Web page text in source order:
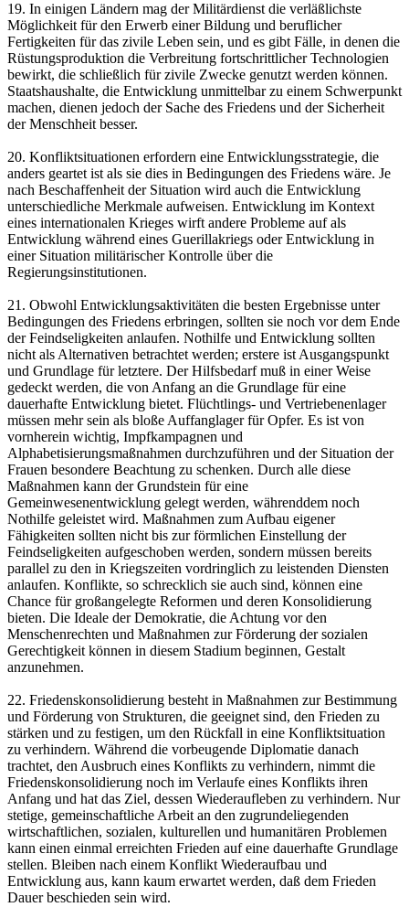
19. In einigen Ländern mag der Militärdienst die verläßlichste
Möglichkeit für den Erwerb einer Bildung und beruflicher
Fertigkeiten für das zivile Leben sein, und es gibt Fälle, in denen die
Rüstungsproduktion die Verbreitung fortschrittlicher Technologien
bewirkt, die schließlich für zivile Zwecke genutzt werden können.
Staatshaushalte, die Entwicklung unmittelbar zu einem Schwerpunkt
machen, dienen jedoch der Sache des Friedens und der Sicherheit
der Menschheit besser.
20. Konfliktsituationen erfordern eine Entwicklungsstrategie, die
anders geartet ist als sie dies in Bedingungen des Friedens wäre. Je
nach Beschaffenheit der Situation wird auch die Entwicklung
unterschiedliche Merkmale aufweisen. Entwicklung im Kontext
eines internationalen Krieges wirft andere Probleme auf als
Entwicklung während eines Guerillakriegs oder Entwicklung in
einer Situation militärischer Kontrolle über die
Regierungsinstitutionen.
21. Obwohl Entwicklungsaktivitäten die besten Ergebnisse unter
Bedingungen des Friedens erbringen, sollten sie noch vor dem Ende
der Feindseligkeiten anlaufen. Nothilfe und Entwicklung sollten
nicht als Alternativen betrachtet werden; erstere ist Ausgangspunkt
und Grundlage für letztere. Der Hilfsbedarf muß in einer Weise
gedeckt werden, die von Anfang an die Grundlage für eine
dauerhafte Entwicklung bietet. Flüchtlings- und Vertriebenenlager
müssen mehr sein als bloße Auffanglager für Opfer. Es ist von
vornherein wichtig, Impfkampagnen und
Alphabetisierungsmaßnahmen durchzuführen und der Situation der
Frauen besondere Beachtung zu schenken. Durch alle diese
Maßnahmen kann der Grundstein für eine
Gemeinwesenentwicklung gelegt werden, währenddem noch
Nothilfe geleistet wird. Maßnahmen zum Aufbau eigener
Fähigkeiten sollten nicht bis zur förmlichen Einstellung der
Feindseligkeiten aufgeschoben werden, sondern müssen bereits
parallel zu den in Kriegszeiten vordringlich zu leistenden Diensten
anlaufen. Konflikte, so schrecklich sie auch sind, können eine
Chance für großangelegte Reformen und deren Konsolidierung
bieten. Die Ideale der Demokratie, die Achtung vor den
Menschenrechten und Maßnahmen zur Förderung der sozialen
Gerechtigkeit können in diesem Stadium beginnen, Gestalt
anzunehmen.
22. Friedenskonsolidierung besteht in Maßnahmen zur Bestimmung
und Förderung von Strukturen, die geeignet sind, den Frieden zu
stärken und zu festigen, um den Rückfall in eine Konfliktsituation
zu verhindern. Während die vorbeugende Diplomatie danach
trachtet, den Ausbruch eines Konflikts zu verhindern, nimmt die
Friedenskonsolidierung noch im Verlaufe eines Konflikts ihren
Anfang und hat das Ziel, dessen Wiederaufleben zu verhindern. Nur
stetige, gemeinschaftliche Arbeit an den zugrundeliegenden
wirtschaftlichen, sozialen, kulturellen und humanitären Problemen
kann einen einmal erreichten Frieden auf eine dauerhafte Grundlage
stellen. Bleiben nach einem Konflikt Wiederaufbau und
Entwicklung aus, kann kaum erwartet werden, daß dem Frieden
Dauer beschieden sein wird.